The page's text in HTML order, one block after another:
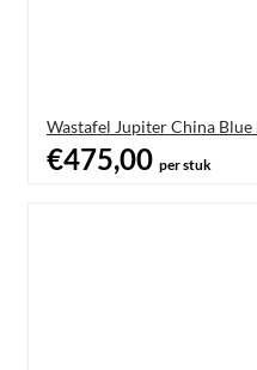
Wastafel Jupiter China Blue
€475,00 per stuk